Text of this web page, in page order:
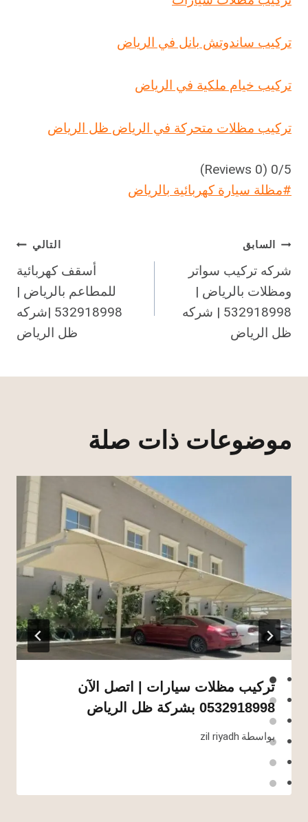
تركيب ساندوتش بانل في الرياض
تركيب خيام ملكية في الرياض
تركيب مظلات متحركة في الرياض ظل الرياض
0/5
(0 Reviews)
وسوم
#مظلة سيارة كهربائية بالرياض
تصفّح
المقالات
السابق
شركه تركيب سواتر
ومظلات بالرياض |
532918998 | شركه
ظل الرياض
التالي
أسقف كهربائية
للمطاعم بالرياض |
532918998 |شركه
ظل الرياض
موضوعات ذات صلة
تركيب مظلات سيارات | اتصل الآن
0532918998 بشركة ظل الرياض
بواسطة zil riyadh